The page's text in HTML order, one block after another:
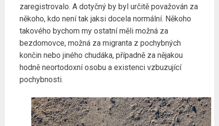
zaregistrovalo. A dotyčný by byl určitě považován za
někoho, kdo není tak jaksi docela normální. Někoho
takového bychom my ostatní měli možná za
bezdomovce, možná za migranta z pochybných
končin nebo jiného chudáka, případně za nějakou
hodně neortodoxní osobu a existenci vzbuzující
pochybnosti.